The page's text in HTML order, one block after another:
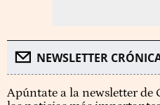
NEWSLETTER
Apúntate a la newsletter de